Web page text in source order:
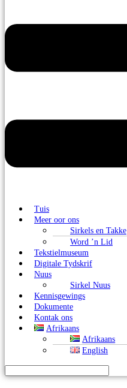
Tuis
Meer oor ons
Sirkels en Takke
Word ’n Lid
Tekstielmuseum
Digitale Tydskrif
Nuus
Sirkel Nuus
Kennisgewings
Dokumente
Kontak ons
Afrikaans
Afrikaans
English